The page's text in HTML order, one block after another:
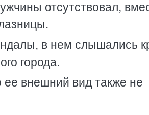
отсутствовал,
в нем слышались
города.
ее внешний вид также не